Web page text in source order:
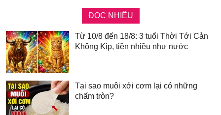
ĐỌC NHIỀU
Từ 10/8 đến 18/8: 3 tuổi Thời Tới Cản
Không Kịp, tiền nhiều như nước
Tại sao muôi xới cơm lại có những
chấm tròn?